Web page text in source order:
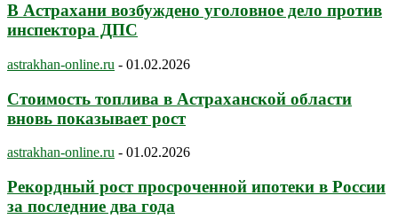
В Астрахани возбуждено уголовное дело против
инспектора ДПС
astrakhan-online.ru - 01.02.2026
Стоимость топлива в Астраханской области
вновь показывает рост
astrakhan-online.ru - 01.02.2026
Рекордный рост просроченной ипотеки в России
за последние два года